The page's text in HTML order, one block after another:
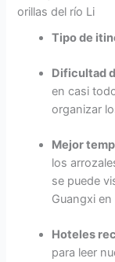
orillas del río Li
Tipo de
Dificultad
en casi
organizar
Mejor
los
se puede
Guangxi
Hoteles
para leer